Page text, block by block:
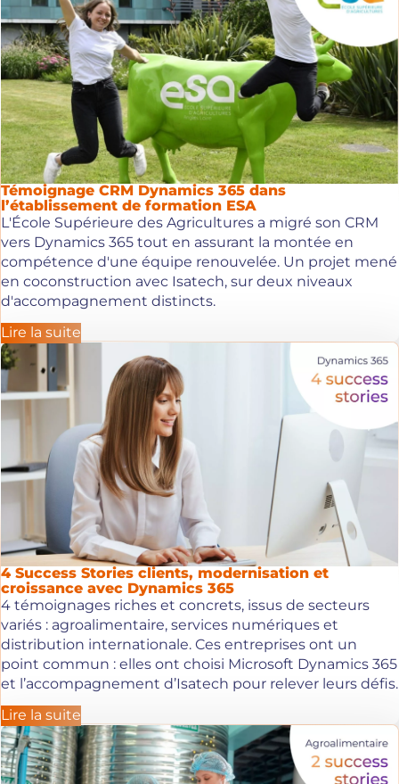
Témoignage CRM Dynamics 365 dans
l’établissement de formation ESA
L'École Supérieure des Agricultures a migré son CRM
vers Dynamics 365 tout en assurant la montée en
compétence d'une équipe renouvelée. Un projet mené
en coconstruction avec Isatech, sur deux niveaux
d'accompagnement distincts.
Lire la suite
4 Success Stories clients, modernisation et
croissance avec Dynamics 365
4 témoignages riches et concrets, issus de secteurs
variés : agroalimentaire, services numériques et
distribution internationale. Ces entreprises ont un
point commun : elles ont choisi Microsoft Dynamics 365
et l’accompagnement d’Isatech pour relever leurs défis.
Lire la suite